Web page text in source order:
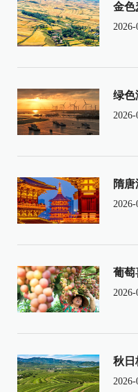
金色
2026-
绿色
2026-
隋
2026-
葡萄
2026-
秋日
2026-